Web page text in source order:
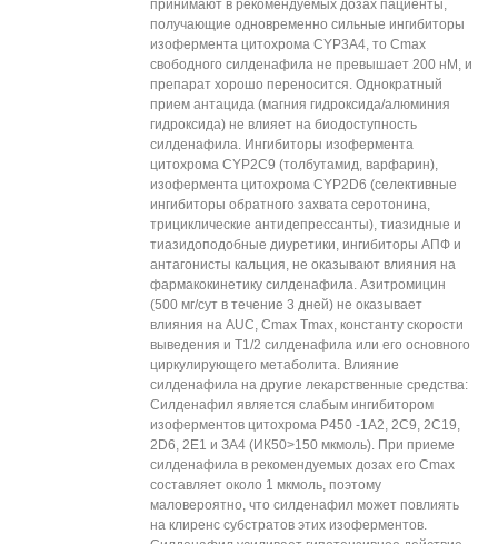
принимают в рекомендуемых дозах пациенты,
получающие одновременно сильные ингибиторы
изофермента цитохрома CYP3A4, то Cmax
свободного силденафила не превышает 200 нМ, и
препарат хорошо переносится. Однократный
прием антацида (магния гидроксида/алюминия
гидроксида) не влияет на биодоступность
силденафила. Ингибиторы изофермента
цитохрома CYP2C9 (толбутамид, варфарин),
изофермента цитохрома CYP2D6 (селективные
ингибиторы обратного захвата серотонина,
трициклические антидепрессанты), тиазидные и
тиазидоподобные диуретики, ингибиторы АПФ и
антагонисты кальция, не оказывают влияния на
фармакокинетику силденафила. Азитромицин
(500 мг/сут в течение 3 дней) не оказывает
влияния на AUC, Cmax Тmах, константу скорости
выведения и Т1/2 силденафила или его основного
циркулирующего метаболита. Влияние
силденафила на другие лекарственные средства:
Силденафил является слабым ингибитором
изоферментов цитохрома Р450 -1А2, 2С9, 2С19,
2D6, 2Е1 и ЗА4 (ИК50>150 мкмоль). При приеме
силденафила в рекомендуемых дозах его Cmax
составляет около 1 мкмоль, поэтому
маловероятно, что силденафил может повлиять
на клиренс субстратов этих изоферментов.